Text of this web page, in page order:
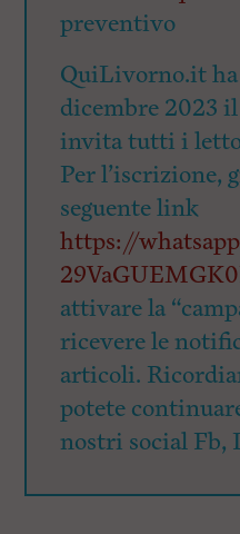
preventivo
QuiLivorno.it ha
dicembre 2023
invita tutti i
Per l’iscrizione,
seguente link
https://
attivare la
ricevere le
articoli.
potete
nostri social Fb,